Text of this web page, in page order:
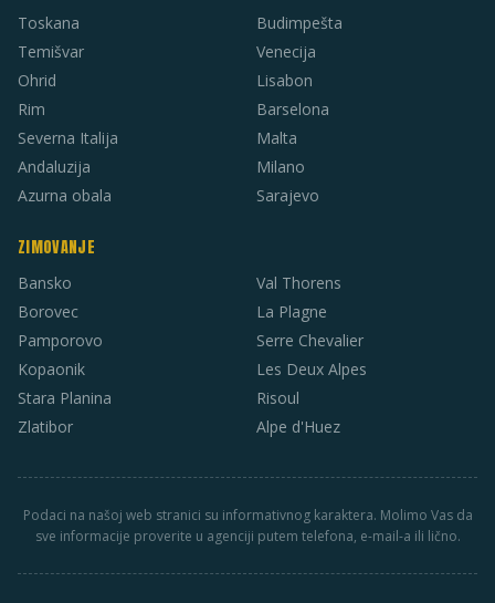
Toskana
Temišvar
Ohrid
Rim
Severna Italija
Andaluzija
Azurna obala
Budimpešta
Venecija
Lisabon
Barselona
Malta
Milano
Sarajevo
ZIMOVANJE
Bansko
Borovec
Pamporovo
Kopaonik
Stara Planina
Zlatibor
Val Thorens
La Plagne
Serre Chevalier
Les Deux Alpes
Risoul
Alpe d'Huez
Podaci na našoj web stranici su informativnog karaktera. Molimo Vas da
sve informacije proverite u agenciji putem telefona, e-mail-a ili lično.